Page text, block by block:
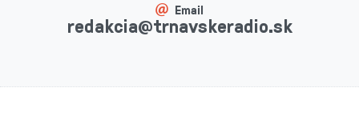
Email
redakcia@trnavskeradio.sk